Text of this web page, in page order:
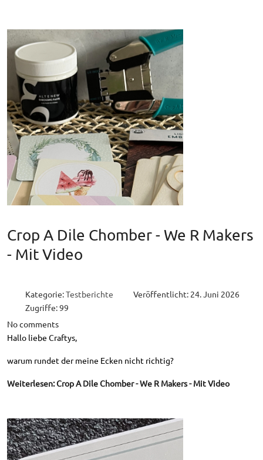
Crop A Dile Chomber - We R Makers
- Mit Video
Kategorie:Testberichte
Veröffentlicht: 24. Juni 2026
Zugriffe: 99
No comments
Hallo liebe Craftys,
warum rundet der meine Ecken nicht richtig?
Weiterlesen: Crop A Dile Chomber - We R Makers - Mit Video